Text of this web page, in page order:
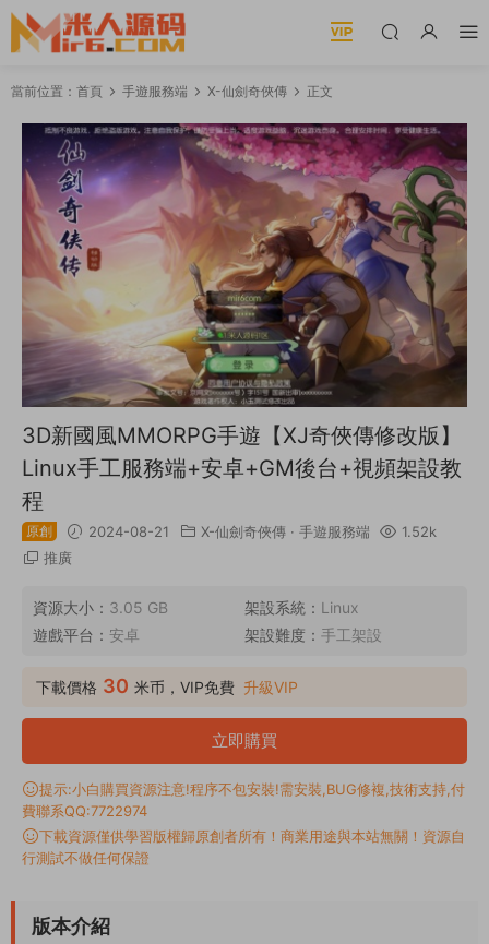
當前位置： 首頁 手遊服務端 X-仙劍奇俠傳 正文
3D新國風MMORPG手遊【XJ奇俠傳修改版】
Linux手工服務端+安卓+GM後台+視頻架設教
程
原創 2024-08-21 X-仙劍奇俠傳 · 手遊服務端
1.52k
推廣
資源大小： 3.05 GB 架設系統： Linux
遊戲平台： 安卓 架設難度： 手工架設
下載價格 30 米币，VIP免費 升級VIP
立即購買
提示:小白購買資源注意!程序不包安裝!需安裝,BUG修複,技術支持,付
費聯系QQ:7722974
下載資源僅供學習版權歸原創者所有！商業用途與本站無關！資源自
行測試不做任何保證
版本介紹